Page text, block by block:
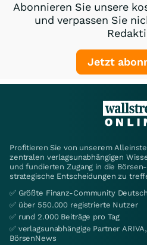
Abonnieren Sie unsere
und verpassen Sie
Jetzt
Profitieren Sie von unserem
zentralen verlagsunabhängigen
und fundierten Zugang in die
strategische Entscheidungen zu
✅ Größte Finanz-Community
✅ über 550.000 registrierte Nutzer
✅ rund 2.000 Beiträge pro Tag
✅ verlagsunabhängige Partner
BörsenNews